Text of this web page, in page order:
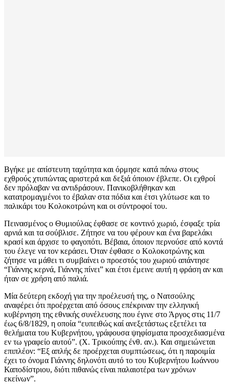
Βγήκε με απίστευτη ταχύτητα και όρμησε κατά πάνω στους
εχθρούς χτυπώντας αριστερά και δεξιά όποιον έβλεπε. Οι εχθροί
δεν πρόλαβαν να αντιδράσουν. Πανικοβλήθηκαν και
κατατρομαγμένοι το έβαλαν στα πόδια και έτσι γλύτωσε και το
παλικάρι του Κολοκοτρώνη και οι σύντροφοί του.
Πεινασμένος ο Θυμιούλας έφθασε σε κοντινό χωριό, έσφαξε τρία
αρνιά και τα σούβλισε. Ζήτησε να του φέρουν και ένα βαρελάκι
κρασί και άρχισε το φαγοπότι. Βέβαια, όποιον περνούσε από κοντά
του έλεγε να τον κεράσει. Όταν έφθασε ο Κολοκοτρώνης και
ζήτησε να μάθει τι συμβαίνει ο προεστός του χωριού απάντησε
“Γιάννης κερνά, Γιάννης πίνει” και έτσι έμεινε αυτή η φράση αν και
ήταν σε χρήση από παλιά.
Μία δεύτερη εκδοχή για την προέλευσή της, ο Νατσούλης
αναφέρει ότι προέρχεται από όσους επέκριναν την ελληνική
κυβέρνηση της εθνικής συνέλευσης που έγινε στο Άργος στις 11/7
έως 6/8/1829, η οποία “ευπειθώς καί ανεξετάστως εξετέλει τα
θελήματα του Κυβερνήτου, γράφουσα ψηφίσματα προσχεδιασμένα
εν τω γραφείο αυτού”. (Χ. Τρικούπης ένθ. αν.). Και σημειώνεται
επιπλέον: “Εξ απλής δε προέρχεται συμπτώσεως, ότι η παροιμία
έχει το όνομα Γιάννης δηλονότι αυτό το του Κυβερνήτου Ιωάννου
Καποδίστριου, διότι πιθανώς είναι παλαιοτέρα των χρόνων
εκείνων”.